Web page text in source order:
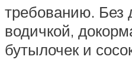
требованию. Без
водичкой,
бутылочек и